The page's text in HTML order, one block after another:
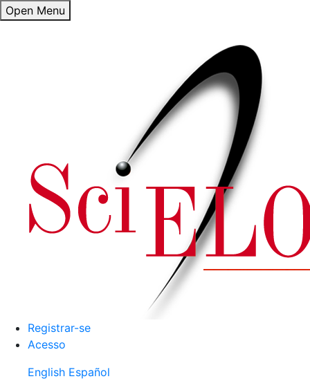
Open Menu
Registrar-se
Acesso
English Español